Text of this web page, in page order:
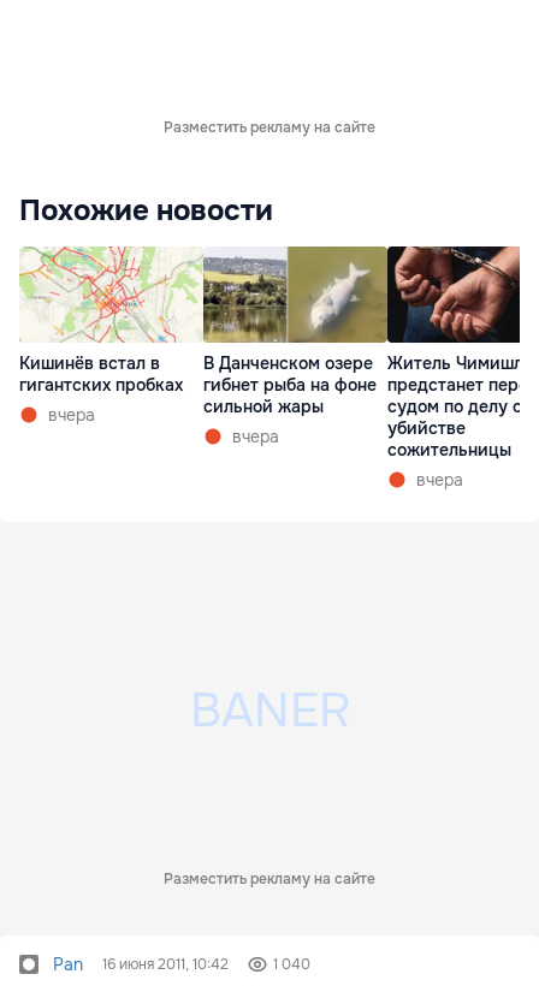
Разместить рекламу на сайте
Похожие новости
Кишинёв встал в
гигантских пробках
вчера
В Данченском озере
гибнет рыба на фоне
сильной жары
вчера
Житель
предстанет перед
судом по делу об
убийстве
сожительницы
вчера
Разместить рекламу на сайте
Pan 16 июня 2011, 10:42 1 040